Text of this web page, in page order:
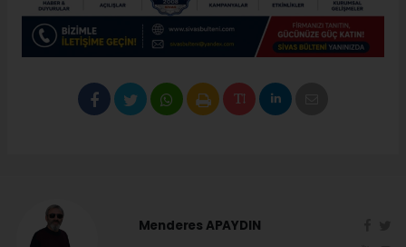
Menderes APAYDIN